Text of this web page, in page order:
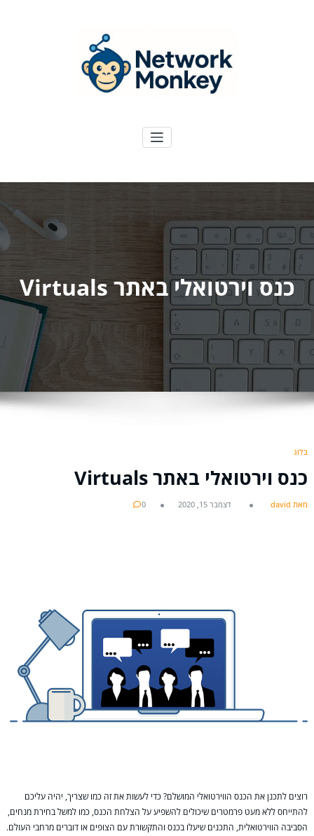
כנס וירטואלי באתר Virtuals
בלוג
כנס וירטואלי באתר Virtuals
מאת david דצמבר 15, 2020 0
רוצים לתכנן את הכנס הווירטואלי המושלם? כדי לעשות את זה כמו שצריך, יהיה עליכם
להתייחס ללא מעט פרמטרים שיכולים להשפיע על הצלחת הכנס, כמו למשל בחירת מנחים,
הסביבה הווירטואלית, התכנים שיעלו בכנס והתקשורת עם הצופים או דוברים מרחבי העולם.